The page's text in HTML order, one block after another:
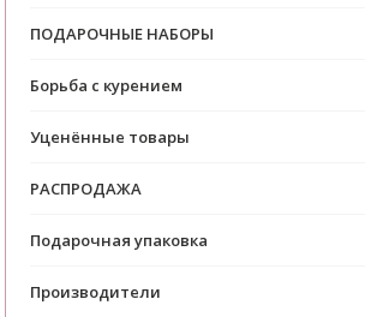
ПОДАРОЧНЫЕ НАБОРЫ
Борьба с курением
Уценённые товары
РАСПРОДАЖА
Подарочная упаковка
Производители